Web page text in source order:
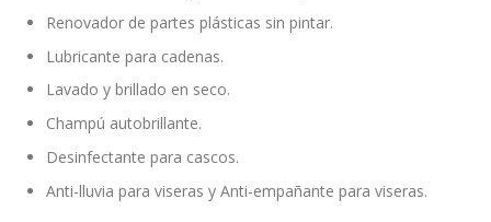
Renovador de partes plásticas sin pintar.
Lubricante para cadenas.
Lavado y brillado en seco.
Champú autobrillante.
Desinfectante para cascos.
Anti-lluvia para viseras y Anti-empañante para viseras.